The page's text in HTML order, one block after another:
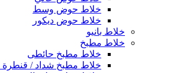
خلاط حوض وسط
خلاط حوض ديكور
خلاط بانيو
خلاط مطبخ
خلاط مطبخ حائطى
خلاط مطبخ شداد / قنطرة